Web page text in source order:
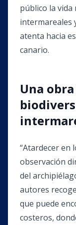
público la vida
intermareales
atenta hacia
canario.
Una
“Atardecer en
observación
del
autores
que puede
costeros,